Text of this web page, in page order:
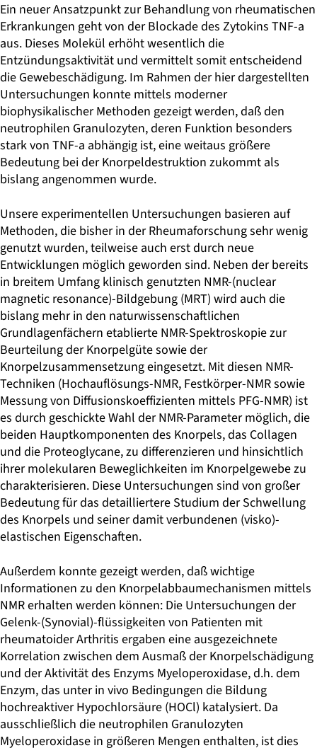
Ein neuer Ansatzpunkt zur Behandlung von rheumatischen
Erkrankungen geht von der Blockade des Zytokins TNF-a
aus. Dieses Molekül erhöht wesentlich die
Entzündungsaktivität und vermittelt somit entscheidend
die Gewebeschädigung. Im Rahmen der hier dargestellten
Untersuchungen konnte mittels moderner
biophysikalischer Methoden gezeigt werden, daß den
neutrophilen Granulozyten, deren Funktion besonders
stark von TNF-a abhängig ist, eine weitaus größere
Bedeutung bei der Knorpeldestruktion zukommt als
bislang angenommen wurde.
Unsere experimentellen Untersuchungen basieren auf
Methoden, die bisher in der Rheumaforschung sehr wenig
genutzt wurden, teilweise auch erst durch neue
Entwicklungen möglich geworden sind. Neben der bereits
in breitem Umfang klinisch genutzten NMR-(nuclear
magnetic resonance)-Bildgebung (MRT) wird auch die
bislang mehr in den naturwissenschaftlichen
Grundlagenfächern etablierte NMR-Spektroskopie zur
Beurteilung der Knorpelgüte sowie der
Knorpelzusammensetzung eingesetzt. Mit diesen NMR-
Techniken (Hochauflösungs-NMR, Festkörper-NMR sowie
Messung von Diffusionskoeffizienten mittels PFG-NMR) ist
es durch geschickte Wahl der NMR-Parameter möglich, die
beiden Hauptkomponenten des Knorpels, das Collagen
und die Proteoglycane, zu differenzieren und hinsichtlich
ihrer molekularen Beweglichkeiten im Knorpelgewebe zu
charakterisieren. Diese Untersuchungen sind von großer
Bedeutung für das detailliertere Studium der Schwellung
des Knorpels und seiner damit verbundenen (visko)-
elastischen Eigenschaften.
Außerdem konnte gezeigt werden, daß wichtige
Informationen zu den Knorpelabbaumechanismen mittels
NMR erhalten werden können: Die Untersuchungen der
Gelenk-(Synovial)-flüssigkeiten von Patienten mit
rheumatoider Arthritis ergaben eine ausgezeichnete
Korrelation zwischen dem Ausmaß der Knorpelschädigung
und der Aktivität des Enzyms Myeloperoxidase, d.h. dem
Enzym, das unter in vivo Bedingungen die Bildung
hochreaktiver Hypochlorsäure (HOCl) katalysiert. Da
ausschließlich die neutrophilen Granulozyten
Myeloperoxidase in größeren Mengen enthalten, ist dies